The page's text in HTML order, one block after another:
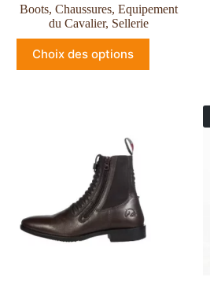
Boots, Chaussures, Equipement
du Cavalier, Sellerie
Choix des options